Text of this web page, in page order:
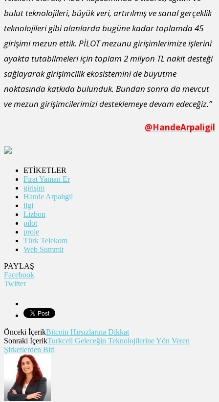
bulut teknolojileri, büyük veri, artırılmış ve sanal gerçeklik
teknolojileri gibi alanlarda bugüne kadar toplamda 45
girişimi mezun ettik. PİLOT mezunu girişimlerimize işlerini
ayakta tutabilmeleri için toplam 2 milyon TL nakit desteği
sağlayarak girişimcilik ekosistemini de büyütme
noktasında katkıda bulunduk. Bundan sonra da mevcut
ve mezun girişimcilerimizi desteklemeye devam edeceğiz.”
@HandeArpaligil
ETİKETLER
Fırat Yaman Er
girişim
Hande Arpalıgil
ilgi
Lizbon
pilot
proje
Türk Telekom
Web Summit
PAYLAŞ
Facebook
Twitter
Önceki İçerikBitcoin Hırsızlarına Dikkat
Sonraki İçerikTurkcell Geleceğin Teknolojilerine Yön Veren
Şirketlerden Biri